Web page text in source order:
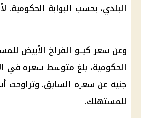
البلدي، بحسب البوابة الحكومية.
وعن سعر كيلو الفراخ الأبيض
للمستهلك.